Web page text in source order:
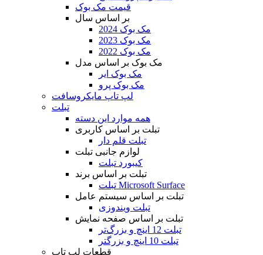
قیمت مک بوک
بر اساس سال
مک بوک 2024
مک بوک 2023
مک بوک 2022
مک بوک بر اساس مدل
مک بوک ایر
مک بوک پرو
لپ تاپ مایکروسافت
تبلت
همه موارد این دسته
تبلت بر اساس کاربری
تبلت قلم دار
لوازم جانبی تبلت
کیبورد تبلت
تبلت بر اساس برند
تبلت Microsoft Surface
تبلت بر اساس سیستم عامل
تبلت ویندوزی
تبلت بر اساس صفحه نمایش
تبلت 12 اینچ و بزرگ‌تر
تبلت 10 اینچ و بزرگتر
قطعات لپ تاپ